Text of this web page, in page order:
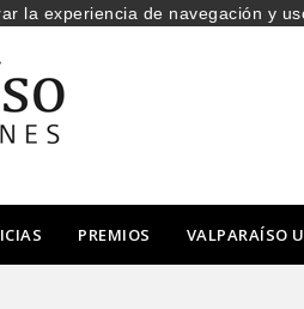
PREMIOS VALPARAÍSO
la experiencia de navegación y